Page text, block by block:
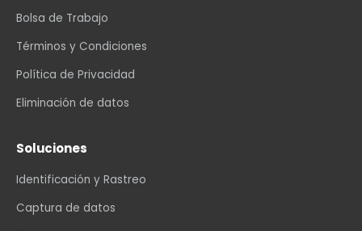
Bolsa de Trabajo
Términos y Condiciones
Política de Privacidad
Eliminación de datos
Soluciones
Identificación y Rastreo
Captura de datos